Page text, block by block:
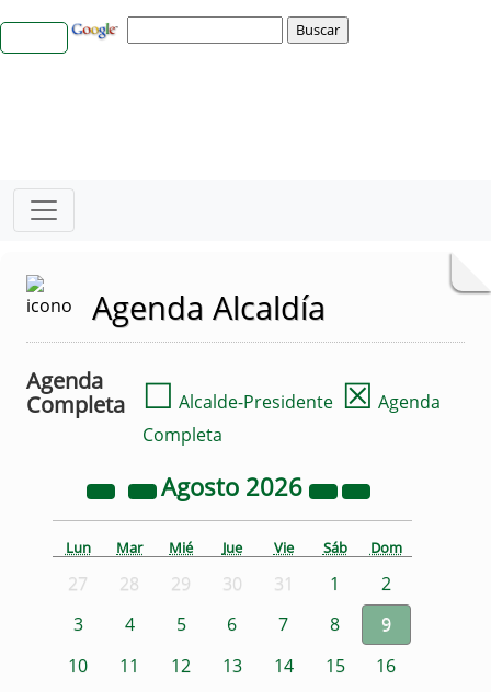
Agenda Alcaldía
Agenda
Completa
☐ Alcalde-Presidente ☒ Agenda
Completa
Agosto 2026
Lun Mar Mié Jue Vie Sáb Dom
27 28 29 30 31 1
2
3
4 5 6 7 8
9
10
11 12 13 14 15
16